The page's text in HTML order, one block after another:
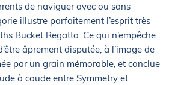
de naviguer avec ou sans
illustre parfaitement l’esprit très
Bucket Regatta. Ce qui n’empêche
âprement disputée, à l’image de
par un grain mémorable, et conclue
à coude entre Symmetry et